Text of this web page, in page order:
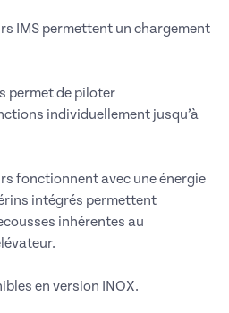
IMS permettent un chargement
permet de piloter
individuellement jusqu’à
fonctionnent avec une énergie
intégrés permettent
inhérentes au
en version INOX.